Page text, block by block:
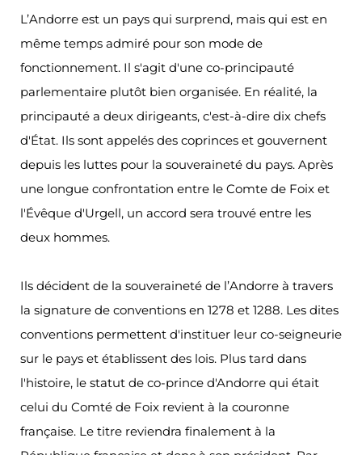
L’Andorre est un pays qui surprend, mais qui est en
même temps admiré pour son mode de
fonctionnement. Il s'agit d'une co-principauté
parlementaire plutôt bien organisée. En réalité, la
principauté a deux dirigeants, c'est-à-dire dix chefs
d'État. Ils sont appelés des coprinces et gouvernent
depuis les luttes pour la souveraineté du pays. Après
une longue confrontation entre le Comte de Foix et
l'Évêque d'Urgell, un accord sera trouvé entre les
deux hommes.
Ils décident de la souveraineté de l’Andorre à travers
la signature de conventions en 1278 et 1288. Les dites
conventions permettent d'instituer leur co-seigneurie
sur le pays et établissent des lois. Plus tard dans
l'histoire, le statut de co-prince d'Andorre qui était
celui du Comté de Foix revient à la couronne
française. Le titre reviendra finalement à la